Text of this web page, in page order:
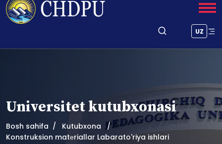
UZ
Universitet kutubxonasi
Bosh sahifa
Kutubxona
Konstruksion matеriallar Labarato'riya ishlari